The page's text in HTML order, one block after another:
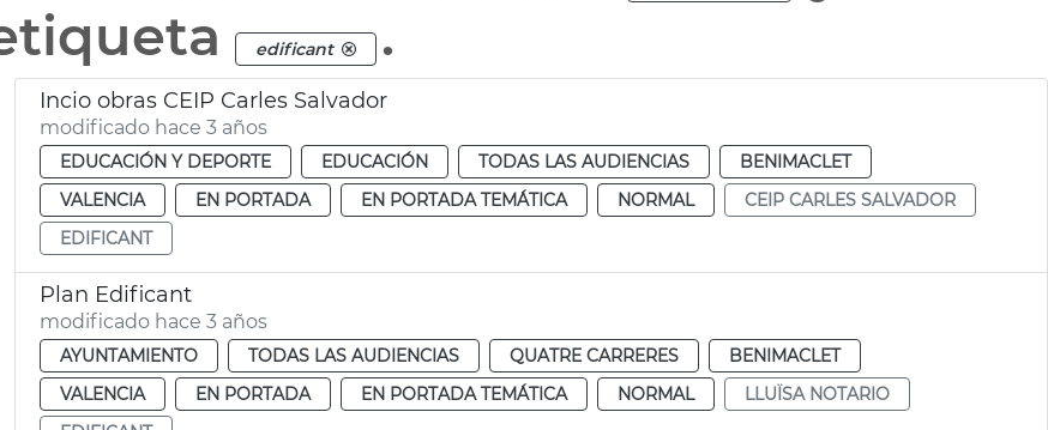
edificant .
Incio obras CEIP Carles Salvador
modificado hace 3 años
EDUCACIÓN Y DEPORTE EDUCACIÓN TODAS LAS AUDIENCIAS
BENIMACLET
VALENCIA
EN PORTADA EN PORTADA TEMÁTICA NORMAL
CEIP CARLES SALVADOR
EDIFICANT
Plan Edificant
modificado hace 3 años
AYUNTAMIENTO TODAS LAS AUDIENCIAS QUATRE CARRERES
BENIMACLET
VALENCIA
EN PORTADA EN PORTADA TEMÁTICA NORMAL
LLUÏSA NOTARIO